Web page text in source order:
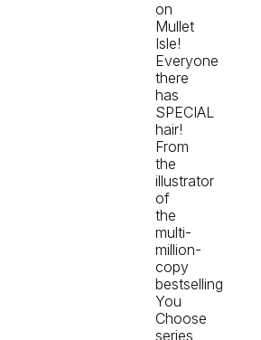
on
Mullet
Isle!
Everyone
there
has
SPECIAL
hair!
From
the
illustrator
of
the
multi-
million-
copy
bestselling
You
Choose
series,